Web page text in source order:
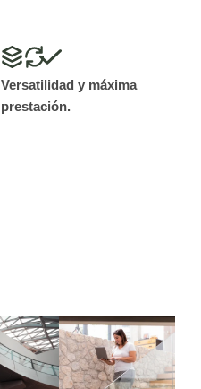
Versatilidad y máxima
prestación.